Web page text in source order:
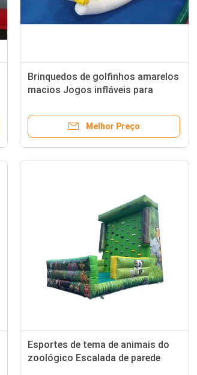
Brinquedos de golfinhos amarelos
macios Jogos infláveis para
Melhor Preço
Esportes de tema de animais do
zoológico Escalada de parede